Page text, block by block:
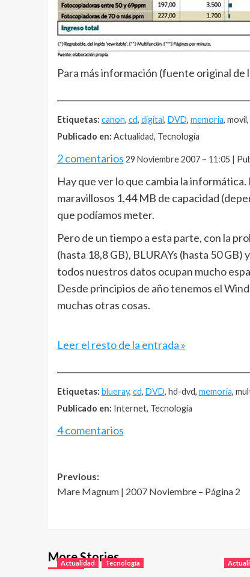
Para más información (fuente original de
Etiquetas: canon, cd, digital, DVD, memoria, movil,
Publicado en: Actualidad, Tecnología
2 comentarios 29 Noviembre 2007 – 11:05 |
Hay que ver lo que cambia la
maravillosos 1,44 MB de capacidad
que podíamos meter.
Pero de un tiempo a esta parte, con la
(hasta 18,8 GB), BLURAYs (hasta 50
todos nuestros datos ocupan mucho
Desde principios de año tenemos el
muchas otras cosas.
Leer el resto de la entrada »
Etiquetas: blueray, cd, DVD, hd-dvd, memoria,
Publicado en: Internet, Tecnología
4 comentarios
Post
navigation
Previous:
Mare Magnum | 2007 Noviembre – Página 2
More Stories
Actualidad Tecnología